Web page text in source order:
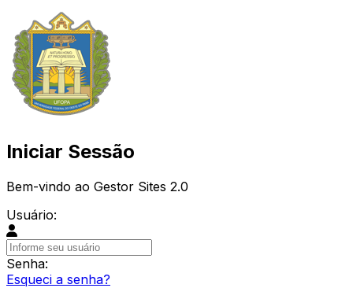
Iniciar Sessão
Bem-vindo ao Gestor Sites 2.0
Usuário:
Senha:
Esqueci a senha?